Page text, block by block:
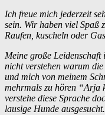
Ich freue mich jederzeit
sein. Wir haben viel Spaß
Raufen, kuscheln oder
Meine große Leidenschaft
nicht verstehen warum
und mich von meinem
mehrmals zu hören
verstehe diese Sprache
lausige Hunde ausgesucht.